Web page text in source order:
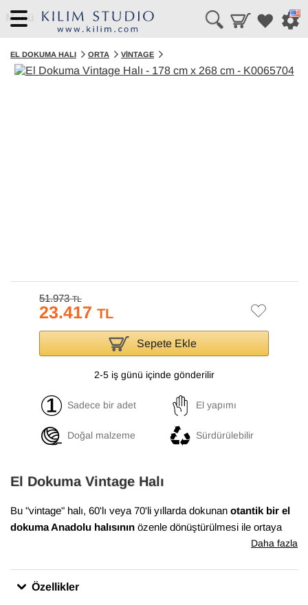
Menü
EL DOKUMA HALI ORTA VINTAGE
51.973TL
23.417 TL
Sepete Ekle
2-5 iş günü içinde gönderilir
Sadece bir adet El yapımı
Doğal malzeme Sürdürülebilir
El Dokuma Vintage Halı
Bu "vintage" halı, 60'lı veya 70'li yıllarda dokunan otantik bir el
dokuma Anadolu halısının özenle dönüştürülmesi ile ortaya
çıkmıştır. Bu dönüşüm süreci, Anadolu'nun birçok yöresinde
düşürmek için el makineleri ile traşlanan halıların gerekli
Daha fazla
Özellikler